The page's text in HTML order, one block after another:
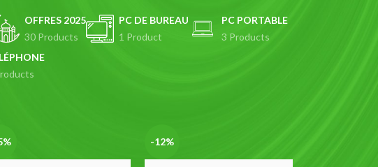
OFFRES 2025
30 Products
PC DE BUREAU
1 Product
PC PORTABLE
3 Products
-12%